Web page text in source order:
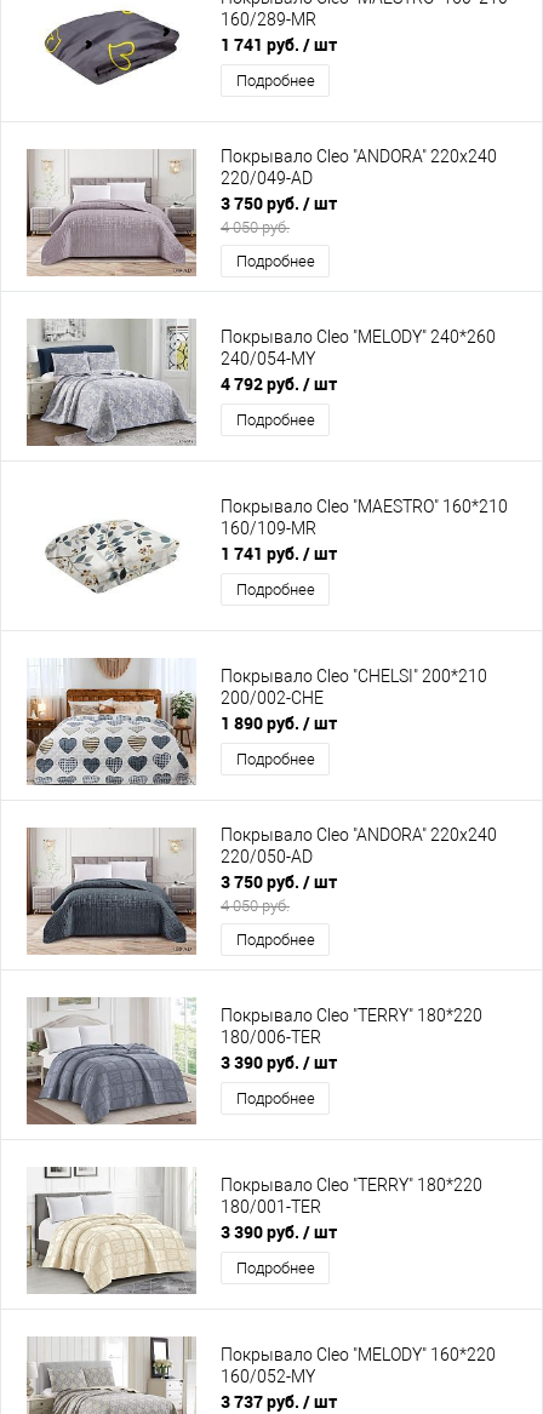
160/289-MR
1 741 руб. / шт
Подробнее
Покрывало Cleo "ANDORA" 220х240
220/049-AD
3 750 руб. / шт
4 050 руб.
Подробнее
Покрывало Cleo "MELODY" 240*260
240/054-MY
4 792 руб. / шт
Подробнее
Покрывало Cleo "MAESTRO" 160*210
160/109-MR
1 741 руб. / шт
Подробнее
Покрывало Cleo "CHELSI" 200*210
200/002-CHE
1 890 руб. / шт
Подробнее
Покрывало Cleo "ANDORA" 220х240
220/050-AD
3 750 руб. / шт
4 050 руб.
Подробнее
Покрывало Cleo "TERRY" 180*220
180/006-TER
3 390 руб. / шт
Подробнее
Покрывало Cleo "TERRY" 180*220
180/001-TER
3 390 руб. / шт
Подробнее
Покрывало Cleo "MELODY" 160*220
160/052-MY
3 737 руб. / шт